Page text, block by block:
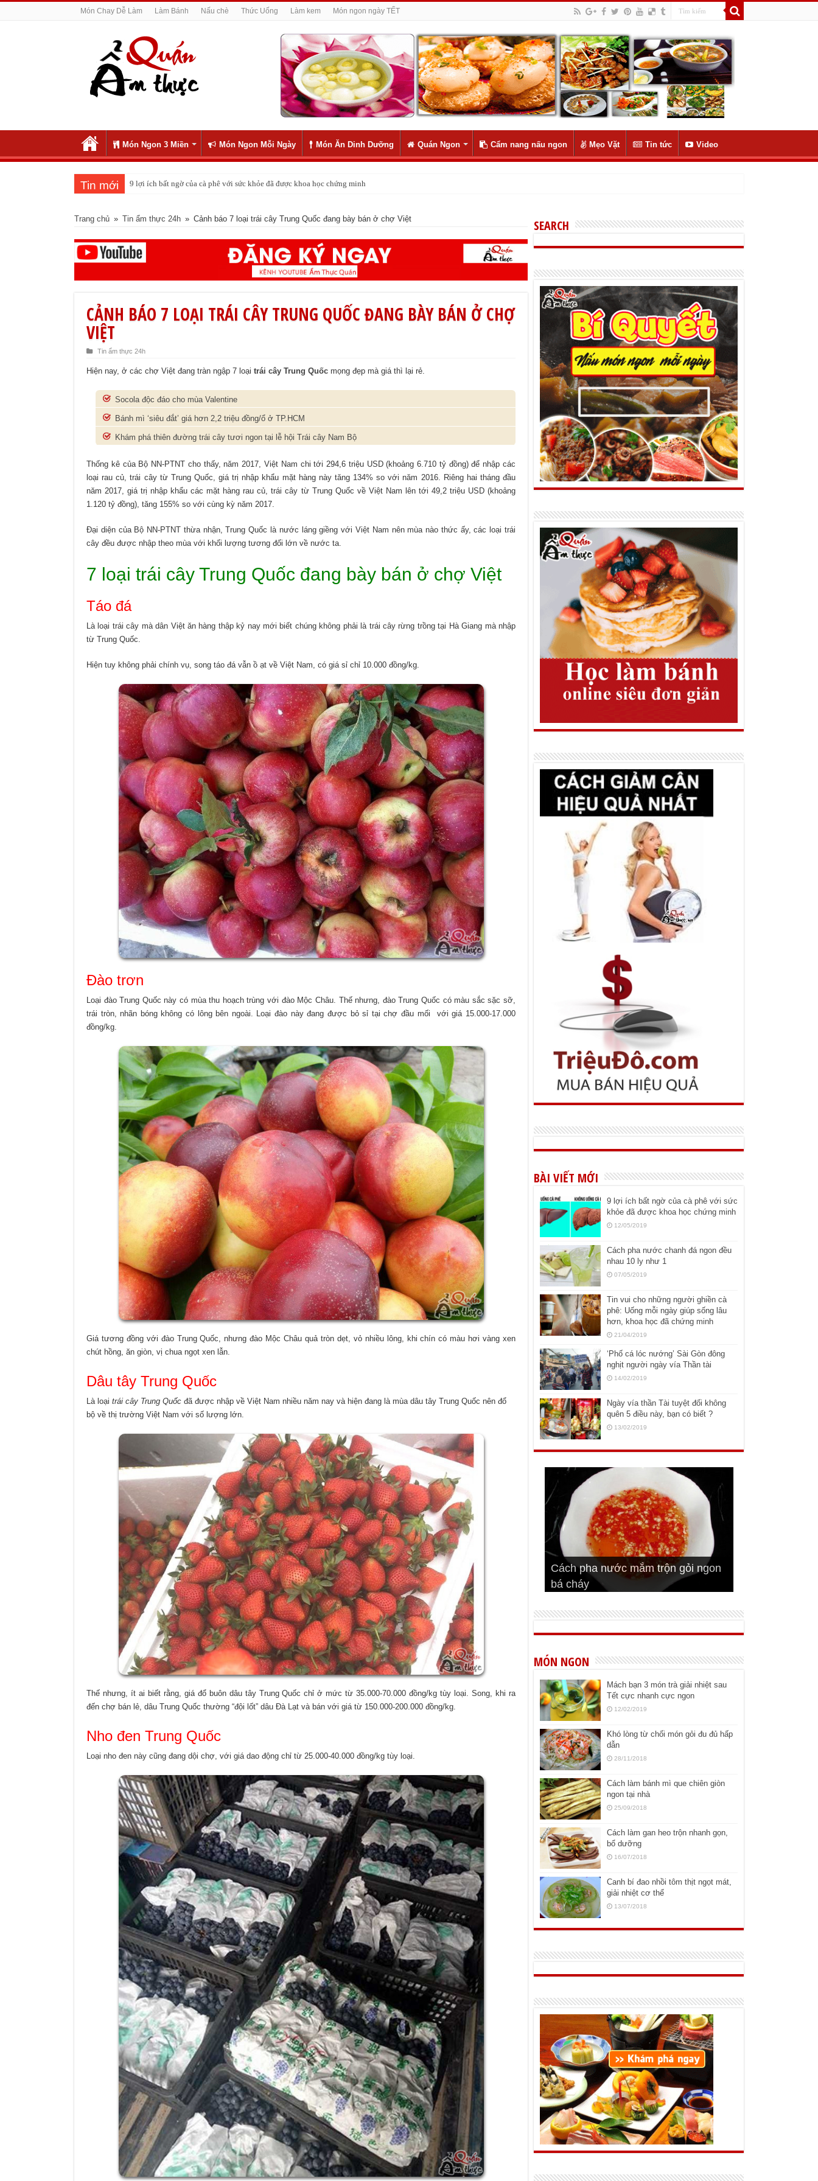
Món Chay Dễ Làm Làm Bánh Nấu chè Thức Uống Làm kem Món ngon ngày TẾT
Món Ngon 3 Miền Món Ngon Mỗi Ngày Món Ăn Dinh Dưỡng Quán Ngon Cẩm nang nấu ngon Mẹo Vặt Tin tức Video
Tin mới 9 lợi ích bất ngờ của cà phê với sức khỏe đã được khoa học chứng minh
Cách pha nước chanh đá ngon đều nhau 10 ly như 1
Trang chủ » Tin ẩm thực 24h » Cảnh báo 7 loại trái cây Trung Quốc đang bày bán ở chợ Việt
CẢNH BÁO 7 LOẠI TRÁI CÂY TRUNG QUỐC ĐANG BÀY BÁN Ở CHỢ
VIỆT
Tin ẩm thực 24h
Hiện nay, ở các chợ Việt đang tràn ngập 7 loại trái cây Trung Quốc mọng đẹp mà giá thì lại rẻ.
Socola độc đáo cho mùa Valentine
Bánh mì ‘siêu đắt’ giá hơn 2,2 triệu đồng/ổ ở TP.HCM
Khám phá thiên đường trái cây tươi ngon tại lễ hội Trái cây Nam Bộ
Thống kê của Bộ NN-PTNT cho thấy, năm 2017, Việt Nam chi tới 294,6 triệu USD (khoảng 6.710 tỷ đồng) để nhập các
loại rau củ, trái cây từ Trung Quốc, giá trị nhập khẩu mặt hàng này tăng 134% so với năm 2016. Riêng hai tháng đầu
năm 2017, giá trị nhập khẩu các mặt hàng rau củ, trái cây từ Trung Quốc về Việt Nam lên tới 49,2 triệu USD (khoảng
1.120 tỷ đồng), tăng 155% so với cùng kỳ năm 2017.
Đại diện của Bộ NN-PTNT thừa nhận, Trung Quốc là nước láng giềng với Việt Nam nên mùa nào thức ấy, các loại trái
cây đều được nhập theo mùa với khối lượng tương đối lớn về nước ta.
7 loại trái cây Trung Quốc đang bày bán ở chợ Việt
Táo đá
Là loại trái cây mà dân Việt ăn hàng thập kỷ nay mới biết chúng không phải là trái cây rừng trồng tại Hà Giang mà nhập
từ Trung Quốc.
Hiện tuy không phải chính vụ, song táo đá vẫn ồ ạt về Việt Nam, có giá sỉ chỉ 10.000 đồng/kg.
Đào trơn
Loại đào Trung Quốc này có mùa thu hoạch trùng với đào Mộc Châu. Thế nhưng, đào Trung Quốc có màu sắc sặc sỡ,
trái tròn, nhãn bóng không có lông bên ngoài. Loại đào này đang được bỏ sỉ tại chợ đầu mối với giá 15.000-17.000
đồng/kg.
Giá tương đồng với đào Trung Quốc, nhưng đào Mộc Châu quả tròn dẹt, vỏ nhiều lông, khi chín có màu hơi vàng xen
chút hồng, ăn giòn, vị chua ngọt xen lẫn.
Dâu tây Trung Quốc
Là loại trái cây Trung Quốc đã được nhập về Việt Nam nhiều năm nay và hiện đang là mùa dâu tây Trung Quốc nên đổ
bộ về thị trường Việt Nam với số lượng lớn.
Thế nhưng, ít ai biết rằng, giá đổ buôn dâu tây Trung Quốc chỉ ở mức từ 35.000-70.000 đồng/kg tùy loại. Song, khi ra
đến chợ bán lẻ, dâu Trung Quốc thường “đội lốt” dâu Đà Lạt và bán với giá từ 150.000-200.000 đồng/kg.
Nho đen Trung Quốc
Loại nho đen này cũng đang dội chợ, với giá dao động chỉ từ 25.000-40.000 đồng/kg tùy loại.
SEARCH
BÀI VIẾT MỚI
9 lợi ích bất ngờ của cà phê với sức
khỏe đã được khoa học chứng minh
12/05/2019
Cách pha nước chanh đá ngon đều
nhau 10 ly như 1
07/05/2019
Tin vui cho những người ghiền cà
phê: Uống mỗi ngày giúp sống lâu
hơn, khoa học đã chứng minh
21/04/2019
‘Phố cá lóc nướng’ Sài Gòn đông
nghịt người ngày vía Thần tài
14/02/2019
Ngày vía thần Tài tuyệt đối không
quên 5 điều này, bạn có biết ?
13/02/2019
Cách pha nước mắm trộn gỏi ngon
bá cháy
Bí quyết để chiên đậu hũ giòn ngon
Cách ướp sườn non nướng ngon
đúng vị
Cách ướp thịt heo chiên ngon mềm
Bật mí cách ướp sườn cơm tấm
ngon
MÓN NGON
Mách bạn 3 món trà giải nhiệt sau
Tết cực nhanh cực ngon
12/02/2019
Khó lòng từ chối món gỏi đu đủ hấp
dẫn
28/11/2018
Cách làm bánh mì que chiên giòn
ngon tại nhà
25/09/2018
Cách làm gan heo trộn nhanh gọn,
bổ dưỡng
16/07/2018
Canh bí đao nhồi tôm thịt ngọt mát,
giải nhiệt cơ thể
13/07/2018